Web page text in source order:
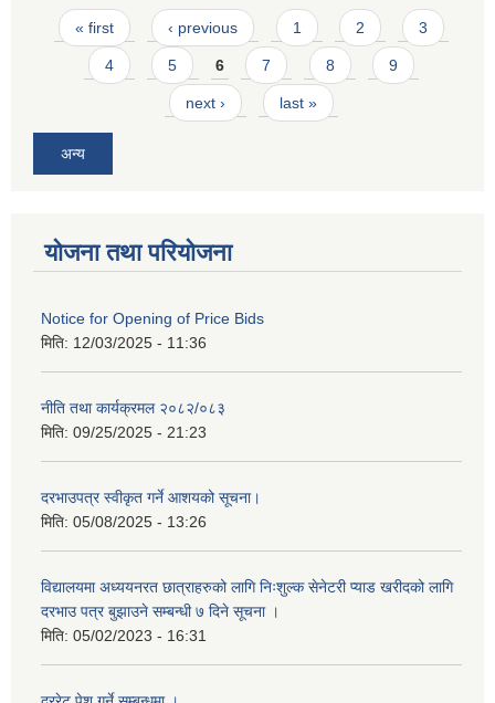
Pages
« first ‹ previous 1 2 3
4 5 6 7 8 9
next › last »
अन्य
योजना तथा परियोजना
Notice for Opening of Price Bids
मिति: 12/03/2025 - 11:36
नीति तथा कार्यक्रमल २०८२/०८३
मिति: 09/25/2025 - 21:23
दरभाउपत्र स्वीकृत गर्ने आशयको सूचना।
मिति: 05/08/2025 - 13:26
विद्यालयमा अध्ययनरत छात्राहरुको लागि निःशुल्क सेनेटरी प्याड खरीदको लागि
दरभाउ पत्र बुझाउने सम्बन्धी ७ दिने सूचना ।
मिति: 05/02/2023 - 16:31